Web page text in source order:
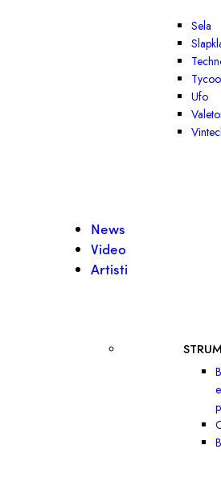
Sela
Ufo
News
Video
Artisti
e